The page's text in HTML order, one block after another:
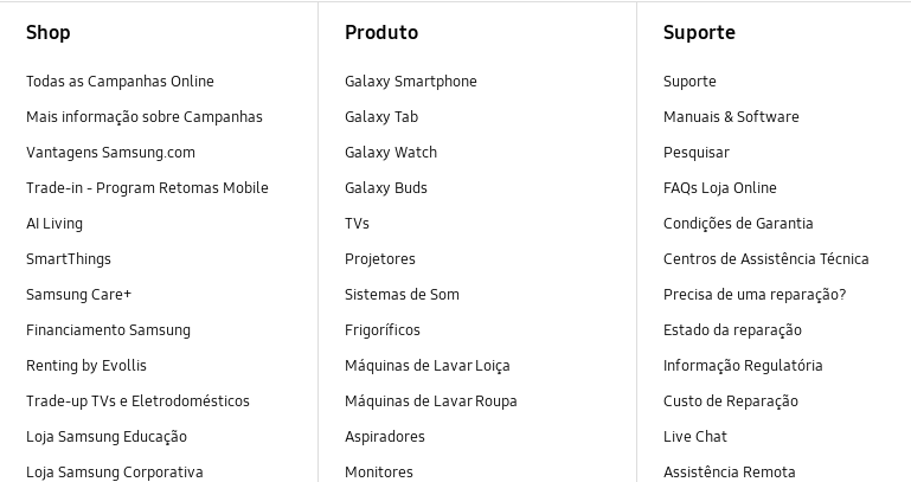
Shop
Todas as Campanhas Online
Mais informação sobre Campanhas
Vantagens Samsung.com
Trade-in - Program Retomas Mobile
AI Living
SmartThings
Samsung Care+
Financiamento Samsung
Renting by Evollis
Trade-up TVs e Eletrodomésticos
Loja Samsung Educação
Loja Samsung Corporativa
Produto
Galaxy Smartphone
Galaxy Tab
Galaxy Watch
Galaxy Buds
TVs
Projetores
Sistemas de Som
Frigoríficos
Máquinas de Lavar Loiça
Máquinas de Lavar Roupa
Aspiradores
Monitores
Suporte
Suporte
Manuais & Software
Pesquisar
FAQs Loja Online
Condições de Garantia
Centros de Assistência Técnica
Precisa de uma reparação?
Estado da reparação
Informação Regulatória
Custo de Reparação
Live Chat
Assistência Remota